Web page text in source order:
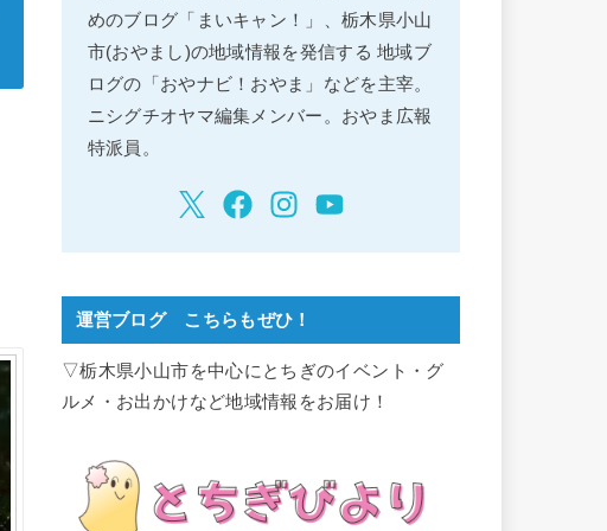
めのブログ「まいキャン！」、栃木県小山
市(おやまし)の地域情報を発信する 地域ブ
ログの「おやナビ！おやま」などを主宰。
ニシグチオヤマ編集メンバー。おやま広報
特派員。
運営ブログ こちらもぜひ！
▽栃木県小山市を中心にとちぎのイベント・グ
ルメ・お出かけなど地域情報をお届け！